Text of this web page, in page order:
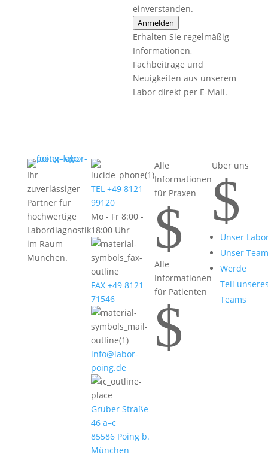
einverstanden.
Anmelden
Erhalten Sie regelmäßig
Informationen,
Fachbeiträge und
Neuigkeiten aus unserem
Labor direkt per E-Mail.
Ihr
zuverlässiger
Partner für
hochwertige
Labordiagnostik
im Raum
München.
TEL +49 8121
99120
Mo - Fr 8:00 -
18:00 Uhr
FAX +49 8121
71546
info@labor-
poing.de
Gruber Straße
46 a–c
85586 Poing b.
München
Alle
Informationen
für Praxen
$
Alle
Informationen
für Patienten
$
Über uns
$
Unser
Unser Team
Werde
Teil
Teams